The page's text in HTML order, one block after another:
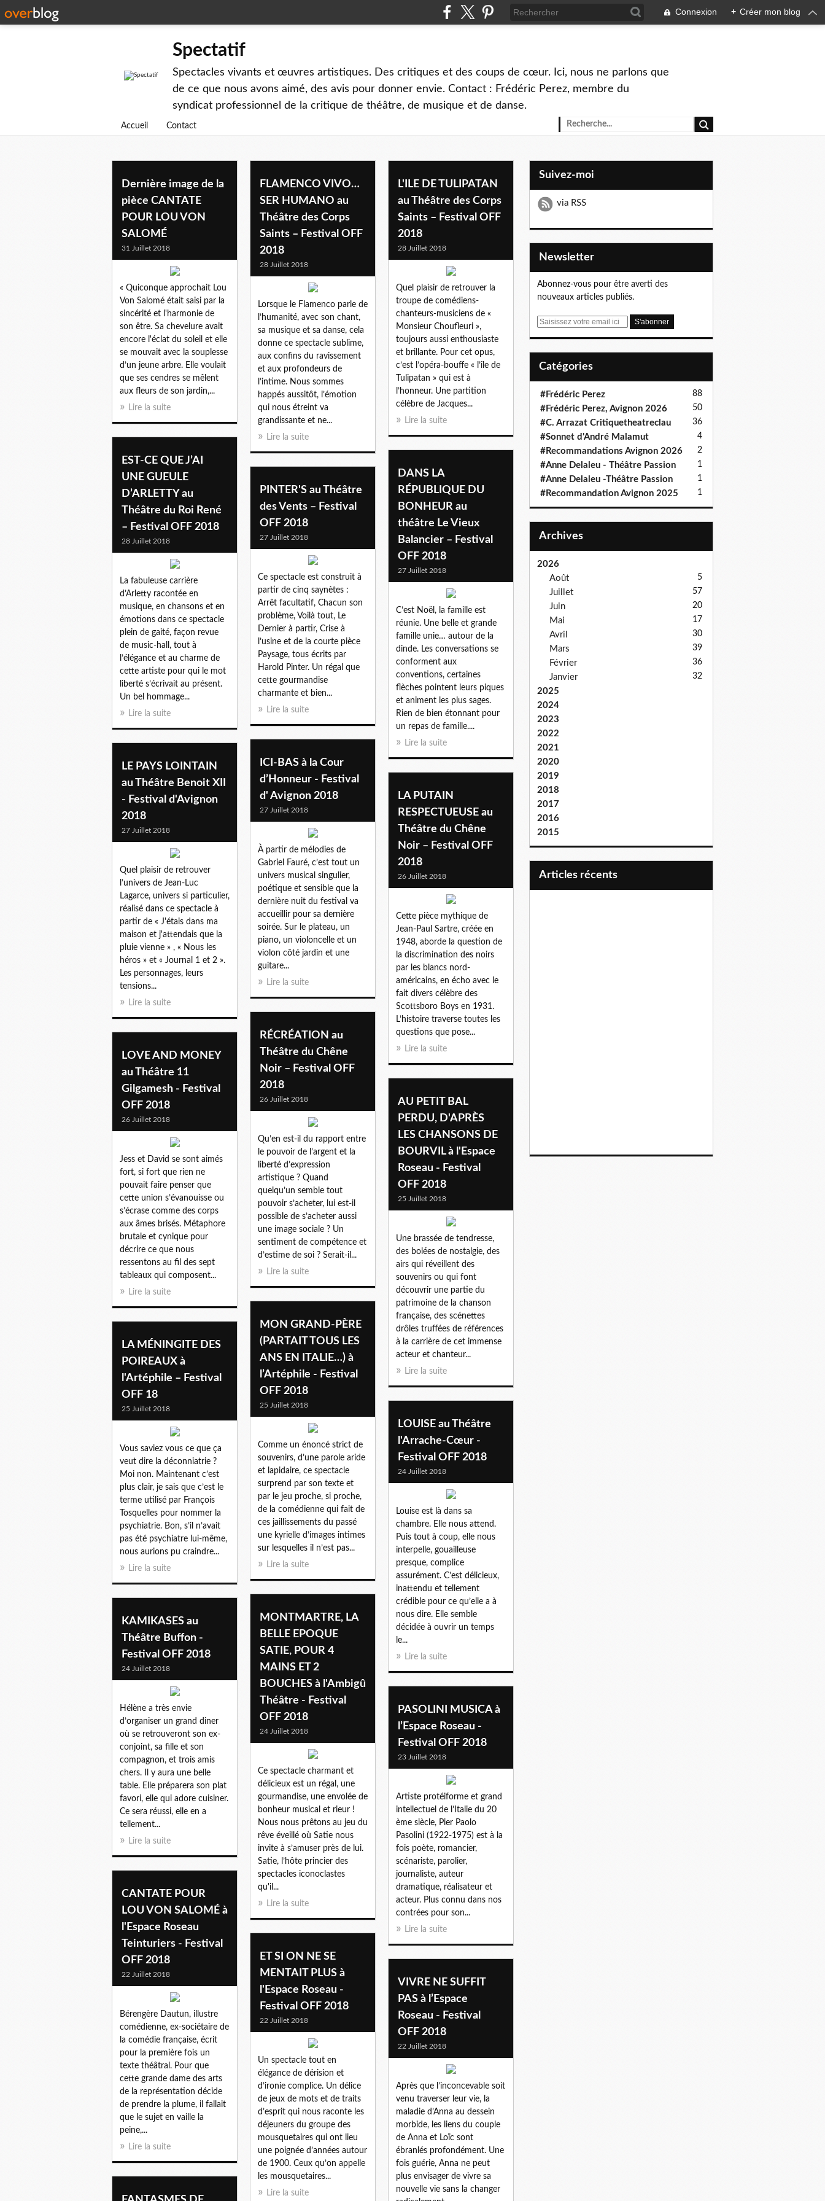
Connexion + Créer mon blog
Spectatif
Spectacles vivants et œuvres artistiques. Des critiques et des coups de cœur. Ici, nous ne parlons que
de ce que nous avons aimé, des avis pour donner envie. Contact : Frédéric Perez, membre du
syndicat professionnel de la critique de théâtre, de musique et de danse.
Accueil Contact
Dernière image de la
pièce CANTATE
POUR LOU VON
SALOMÉ
31 Juillet 2018
« Quiconque approchait Lou
Von Salomé était saisi par la
sincérité et l'harmonie de
son être. Sa chevelure avait
encore l'éclat du soleil et elle
se mouvait avec la souplesse
d’un jeune arbre. Elle voulait
que ses cendres se mêlent
aux fleurs de son jardin,...
Lire la suite
FLAMENCO VIVO…
SER HUMANO au
Théâtre des Corps
Saints – Festival OFF
2018
28 Juillet 2018
Lorsque le Flamenco parle de
l’humanité, avec son chant,
sa musique et sa danse, cela
donne ce spectacle sublime,
aux confins du ravissement
et aux profondeurs de
l’intime. Nous sommes
happés aussitôt, l’émotion
qui nous étreint va
grandissante et ne...
Lire la suite
L'ILE DE TULIPATAN
au Théâtre des Corps
Saints – Festival OFF
2018
28 Juillet 2018
Quel plaisir de retrouver la
troupe de comédiens-
chanteurs-musiciens de «
Monsieur Choufleuri »,
toujours aussi enthousiaste
et brillante. Pour cet opus,
c’est l’opéra-bouffe « l’île de
Tulipatan » qui est à
l’honneur. Une partition
célèbre de Jacques...
Lire la suite
EST-CE QUE J’AI
UNE GUEULE
D’ARLETTY au
Théâtre du Roi René
– Festival OFF 2018
28 Juillet 2018
La fabuleuse carrière
d’Arletty racontée en
musique, en chansons et en
émotions dans ce spectacle
plein de gaité, façon revue
de music-hall, tout à
l’élégance et au charme de
cette artiste pour qui le mot
liberté s’écrivait au présent.
Un bel hommage...
Lire la suite
DANS LA
RÉPUBLIQUE DU
BONHEUR au
théâtre Le Vieux
Balancier – Festival
OFF 2018
27 Juillet 2018
C’est Noël, la famille est
réunie. Une belle et grande
famille unie… autour de la
dinde. Les conversations se
conforment aux
conventions, certaines
flèches pointent leurs piques
et animent les plus sages.
Rien de bien étonnant pour
un repas de famille....
Lire la suite
PINTER'S au Théâtre
des Vents – Festival
OFF 2018
27 Juillet 2018
Ce spectacle est construit à
partir de cinq saynètes :
Arrêt facultatif, Chacun son
problème, Voilà tout, Le
Dernier à partir, Crise à
l’usine et de la courte pièce
Paysage, tous écrits par
Harold Pinter. Un régal que
cette gourmandise
charmante et bien...
Lire la suite
ICI-BAS à la Cour
d’Honneur - Festival
d' Avignon 2018
27 Juillet 2018
À partir de mélodies de
Gabriel Fauré, c’est tout un
univers musical singulier,
poétique et sensible que la
dernière nuit du festival va
accueillir pour sa dernière
soirée. Sur le plateau, un
piano, un violoncelle et un
violon côté jardin et une
guitare...
Lire la suite
LE PAYS LOINTAIN
au Théâtre Benoit XII
- Festival d'Avignon
2018
27 Juillet 2018
Quel plaisir de retrouver
l’univers de Jean-Luc
Lagarce, univers si particulier,
réalisé dans ce spectacle à
partir de « J'étais dans ma
maison et j'attendais que la
pluie vienne » , « Nous les
héros » et « Journal 1 et 2 ».
Les personnages, leurs
tensions...
Lire la suite
LA PUTAIN
RESPECTUEUSE au
Théâtre du Chêne
Noir – Festival OFF
2018
26 Juillet 2018
Cette pièce mythique de
Jean-Paul Sartre, créée en
1948, aborde la question de
la discrimination des noirs
par les blancs nord-
américains, en écho avec le
fait divers célèbre des
Scottsboro Boys en 1931.
L’histoire traverse toutes les
questions que pose...
Lire la suite
RÉCRÉATION au
Théâtre du Chêne
Noir – Festival OFF
2018
26 Juillet 2018
Qu’en est-il du rapport entre
le pouvoir de l’argent et la
liberté d’expression
artistique ? Quand
quelqu’un semble tout
pouvoir s’acheter, lui est-il
possible de s’acheter aussi
une image sociale ? Un
sentiment de compétence et
d’estime de soi ? Serait-il...
Lire la suite
LOVE AND MONEY
au Théâtre 11
Gilgamesh - Festival
OFF 2018
26 Juillet 2018
Jess et David se sont aimés
fort, si fort que rien ne
pouvait faire penser que
cette union s’évanouisse ou
s’écrase comme des corps
aux âmes brisés. Métaphore
brutale et cynique pour
décrire ce que nous
ressentons au fil des sept
tableaux qui composent...
Lire la suite
AU PETIT BAL
PERDU, D'APRÈS
LES CHANSONS DE
BOURVIL à l'Espace
Roseau - Festival
OFF 2018
25 Juillet 2018
Une brassée de tendresse,
des bolées de nostalgie, des
airs qui réveillent des
souvenirs ou qui font
découvrir une partie du
patrimoine de la chanson
française, des scénettes
drôles truffées de références
à la carrière de cet immense
acteur et chanteur...
Lire la suite
MON GRAND-PÈRE
(PARTAIT TOUS LES
ANS EN ITALIE…) à
l’Artéphile - Festival
OFF 2018
25 Juillet 2018
Comme un énoncé strict de
souvenirs, d’une parole aride
et lapidaire, ce spectacle
surprend par son texte et
par le jeu proche, si proche,
de la comédienne qui fait de
ces jaillissements du passé
une kyrielle d’images intimes
sur lesquelles il n’est pas...
Lire la suite
LA MÉNINGITE DES
POIREAUX à
l'Artéphile – Festival
OFF 18
25 Juillet 2018
Vous saviez vous ce que ça
veut dire la déconniatrie ?
Moi non. Maintenant c’est
plus clair, je sais que c’est le
terme utilisé par François
Tosquelles pour nommer la
psychiatrie. Bon, s’il n’avait
pas été psychiatre lui-même,
nous aurions pu craindre...
Lire la suite
LOUISE au Théâtre
l'Arrache-Cœur -
Festival OFF 2018
24 Juillet 2018
Louise est là dans sa
chambre. Elle nous attend.
Puis tout à coup, elle nous
interpelle, gouailleuse
presque, complice
assurément. C’est délicieux,
inattendu et tellement
crédible pour ce qu’elle a à
nous dire. Elle semble
décidée à ouvrir un temps
le...
Lire la suite
MONTMARTRE, LA
BELLE EPOQUE
SATIE, POUR 4
MAINS ET 2
BOUCHES à l'Ambigû
Théâtre - Festival
OFF 2018
24 Juillet 2018
Ce spectacle charmant et
délicieux est un régal, une
gourmandise, une envolée de
bonheur musical et rieur !
Nous nous prêtons au jeu du
rêve éveillé où Satie nous
invite à s’amuser près de lui.
Satie, l’hôte princier des
spectacles iconoclastes
qu'il...
Lire la suite
KAMIKASES au
Théâtre Buffon -
Festival OFF 2018
24 Juillet 2018
Hélène a très envie
d’organiser un grand diner
où se retrouveront son ex-
conjoint, sa fille et son
compagnon, et trois amis
chers. Il y aura une belle
table. Elle préparera son plat
favori, elle qui adore cuisiner.
Ce sera réussi, elle en a
tellement...
Lire la suite
PASOLINI MUSICA à
l’Espace Roseau -
Festival OFF 2018
23 Juillet 2018
Artiste protéiforme et grand
intellectuel de l’Italie du 20
ème siècle, Pier Paolo
Pasolini (1922-1975) est à la
fois poète, romancier,
scénariste, parolier,
journaliste, auteur
dramatique, réalisateur et
acteur. Plus connu dans nos
contrées pour son...
Lire la suite
CANTATE POUR
LOU VON SALOMÉ à
l'Espace Roseau
Teinturiers - Festival
OFF 2018
22 Juillet 2018
Bérengère Dautun, illustre
comédienne, ex-sociétaire de
la comédie française, écrit
pour la première fois un
texte théâtral. Pour que
cette grande dame des arts
de la représentation décide
de prendre la plume, il fallait
que le sujet en vaille la
peine,...
Lire la suite
ET SI ON NE SE
MENTAIT PLUS à
l'Espace Roseau -
Festival OFF 2018
22 Juillet 2018
Un spectacle tout en
élégance de dérision et
d’ironie complice. Un délice
de jeux de mots et de traits
d’esprit qui nous raconte les
déjeuners du groupe des
mousquetaires qui ont lieu
une poignée d’années autour
de 1900. Ceux qu’on appelle
les mousquetaires...
Lire la suite
VIVRE NE SUFFIT
PAS à l’Espace
Roseau - Festival
OFF 2018
22 Juillet 2018
Après que l’inconcevable soit
venu traverser leur vie, la
maladie d’Anna au dessein
morbide, les liens du couple
de Anna et Loïc sont
ébranlés profondément. Une
fois guérie, Anna ne peut
plus envisager de vivre sa
nouvelle vie sans la changer
Suivez-moi
via RSS
Newsletter
Abonnez-vous pour être averti des
nouveaux articles publiés.
E
Catégories
#Frédéric Perez 88
#Frédéric Perez, Avignon 2026 50
#C. Arrazat Critiquetheatreclau 36
#Sonnet d'André Malamut 4
#Recommandations Avignon 2026 2
#Anne Delaleu - Théâtre Passion 1
#Anne Delaleu -Théâtre Passion 1
#Recommandation Avignon 2025 1
Archives
2026
Août
5
Juillet 57
Juin 20
Mai 17
Avril 30
Mars 39
Février 36
Janvier 32
2025
2024
2023
2022
2021
2020
2019
2018
2017
2016
2015
articles récents